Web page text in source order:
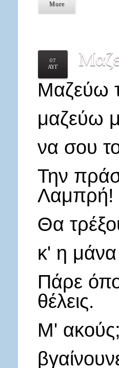
More
07
ΑΥΓ
Μαζεύω
μαζεύω
να σου
Την
Λαμπρή!
Θα
κ' η
Πάρε
θέλεις.
Μ'